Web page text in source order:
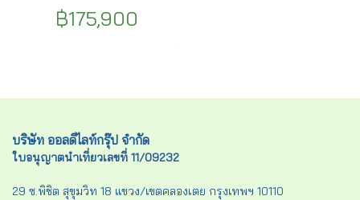
กรุงออตตาวา – คิงส์ตัน -ล่อง
เวอร์ ฯลฯ
฿175,900
บริษัท ออลดีไลท์กรุ๊ป จำกัด
ใบอนุญาตนำเที่ยวเลขที่ 11/09232
29 ซ.พิชิต สุขุมวิท 18 แขวง/เขตคลองเตย กรุงเทพฯ 10110